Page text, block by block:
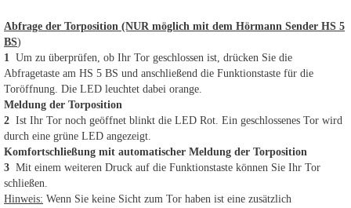
Abfrage der Torposition (NUR möglich mit dem Hörmann Sender HS 5
BS)
1 Um zu überprüfen, ob Ihr Tor geschlossen ist, drücken Sie die
Abfragetaste am HS 5 BS und anschließend die Funktionstaste für die
Toröffnung. Die LED leuchtet dabei orange.
Meldung der Torposition
2 Ist Ihr Tor noch geöffnet blinkt die LED Rot. Ein geschlossenes Tor wird
durch eine grüne LED angezeigt.
Komfortschließung mit automatischer Meldung der Torposition
3 Mit einem weiteren Druck auf die Funktionstaste können Sie Ihr Tor
schließen.
Hinweis: Wenn Sie keine Sicht zum Tor haben ist eine zusätzlich